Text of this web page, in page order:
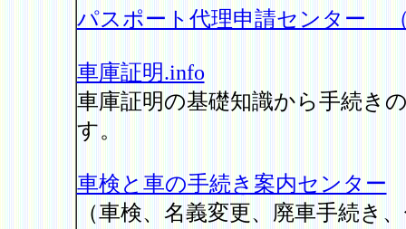
パスポート代理申請センター
車庫証明.info
車庫証明の基礎知識から手続き
す。
車検と車の手続き案内センター
（車検、名義変更、廃車手続き